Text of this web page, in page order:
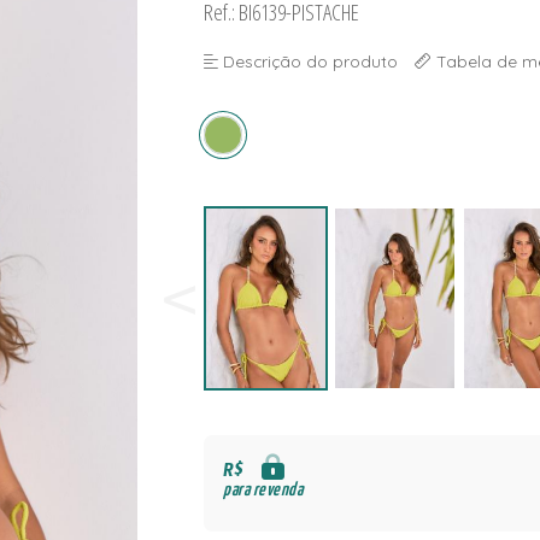
Ref.: BI6139-PISTACHE
Descrição do produto Tabela de
R$
para revenda